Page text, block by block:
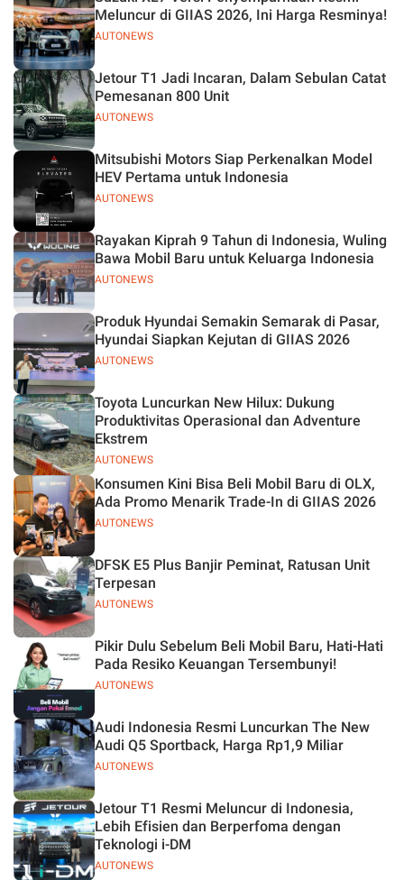
AUTONEWS
Meluncur di GIIAS 2026, Ini Harga Resminya!
AUTONEWS
Jetour T1 Jadi Incaran, Dalam Sebulan Catat
Pemesanan 800 Unit
AUTONEWS
Mitsubishi Motors Siap Perkenalkan Model
HEV Pertama untuk Indonesia
AUTONEWS
Rayakan Kiprah 9 Tahun di Indonesia, Wuling
Bawa Mobil Baru untuk Keluarga Indonesia
AUTONEWS
Produk Hyundai Semakin Semarak di Pasar,
Hyundai Siapkan Kejutan di GIIAS 2026
AUTONEWS
Toyota Luncurkan New Hilux: Dukung
Produktivitas Operasional dan Adventure
Ekstrem
AUTONEWS
Konsumen Kini Bisa Beli Mobil Baru di OLX,
Ada Promo Menarik Trade-In di GIIAS 2026
AUTONEWS
DFSK E5 Plus Banjir Peminat, Ratusan Unit
Terpesan
AUTONEWS
Pikir Dulu Sebelum Beli Mobil Baru, Hati-Hati
Pada Resiko Keuangan Tersembunyi!
AUTONEWS
Audi Indonesia Resmi Luncurkan The New
Audi Q5 Sportback, Harga Rp1,9 Miliar
AUTONEWS
Jetour T1 Resmi Meluncur di Indonesia,
Lebih Efisien dan Berperfoma dengan
Teknologi i-DM